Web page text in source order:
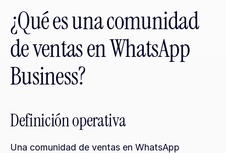
¿Qué es una comunidad
de ventas en WhatsApp
Business?
Definición operativa
Una comunidad de ventas en WhatsApp